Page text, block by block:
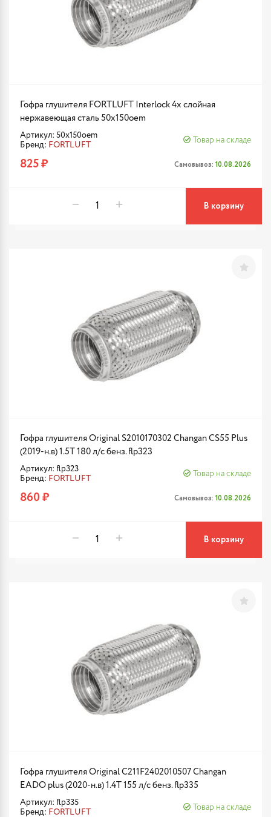
Гофра глушителя FORTLUFT Interlock 4х слойная
нержавеющая сталь 50x150oem
Артикул: 50x150oem
Бренд: FORTLUFT
Товар на складе
825 ₽ Самовывоз: 10.08.2026
В корзину
Гофра глушителя Original S2010170302 Changan CS55 Plus
(2019-н.в) 1.5T 180 л/с бенз. flp323
Артикул: flp323
Бренд: FORTLUFT
Товар на складе
860 ₽ Самовывоз: 10.08.2026
В корзину
Гофра глушителя Original C211F2402010507 Changan
EADO plus (2020-н.в) 1.4T 155 л/с бенз. flp335
Артикул: flp335
Бренд: FORTLUFT
Товар на складе